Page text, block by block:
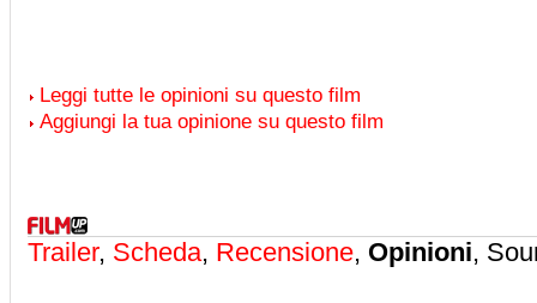
Leggi tutte le opinioni su questo film
Aggiungi la tua opinione su questo film
Trailer, Scheda, Recensione, Opinioni,